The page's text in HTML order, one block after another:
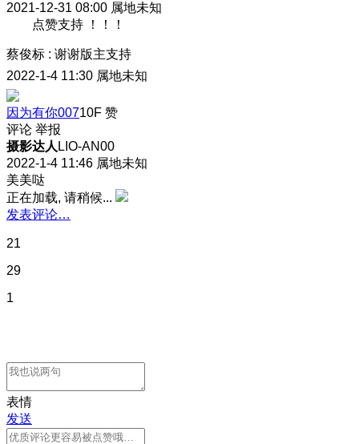
2021-12-31 08:00 属地未知
点赞支持 ！！！
蔡俊标 : 谢谢版主支持
2022-1-4 11:30 属地未知
因为有你00710F 赞
评论 举报
摄影达人 LIO-AN00
2022-1-4 11:46 属地未知
美美哒
正在加载, 请稍候...
发表评论…
21
29
1
表情
发送